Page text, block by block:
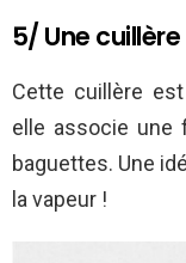
5/ Une
Cette cuillère
elle associe une
baguettes. Une
la vapeur !